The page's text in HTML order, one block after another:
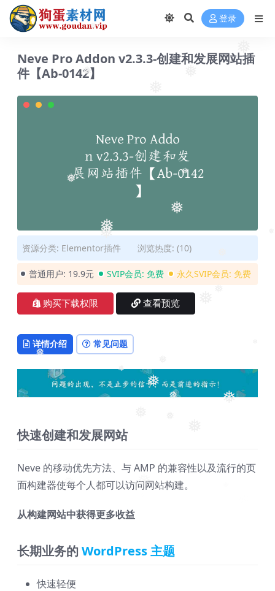
❅
❅
❅
❅
❅
❅
❅
❅
❅
❅
❅
登录
Neve Pro Addon v2.3.3-创建和发展网站插
件【Ab-0142】
资源分类: Elementor插件 浏览热度: (10)
普通用户: 19.9元 SVIP会员: 免费 永久SVIP会员: 免费
购买下载权限 查看预览
详情介绍 常见问题
快速创建和发展网站
Neve 的移动优先方法、与 AMP 的兼容性以及流行的页
面构建器使每个人都可以访问网站构建。
从构建网站中获得更多收益
长期业务的 WordPress 主题
快速轻便